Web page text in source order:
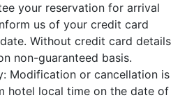
your reservation for arrival
us of your credit card
Without credit card details
non-guaranteed basis.
Modification or cancellation is
hotel local time on the date of